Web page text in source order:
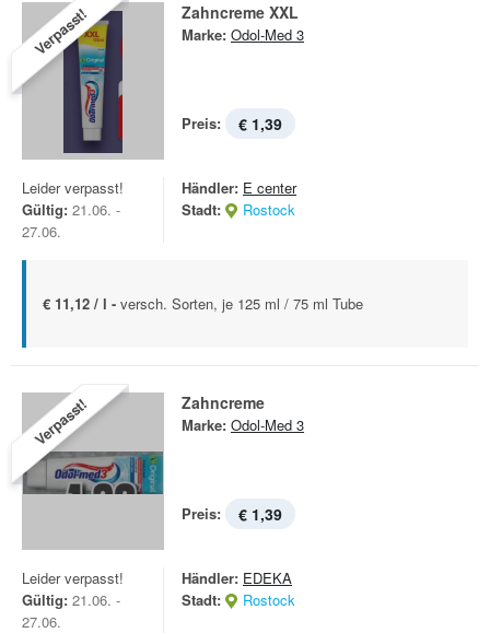
Verpasst! Zahncreme XXL
Marke: Odol-Med 3
Preis: € 1,39
Leider verpasst!
Gültig: 21.06. -
27.06.
Händler: E center
Stadt:
Rostock
€ 11,12 / l - versch. Sorten, je 125 ml / 75 ml Tube
Verpasst! Zahncreme
Marke: Odol-Med 3
Preis: € 1,39
Leider verpasst!
Gültig: 21.06. -
27.06.
Händler: EDEKA
Stadt:
Rostock